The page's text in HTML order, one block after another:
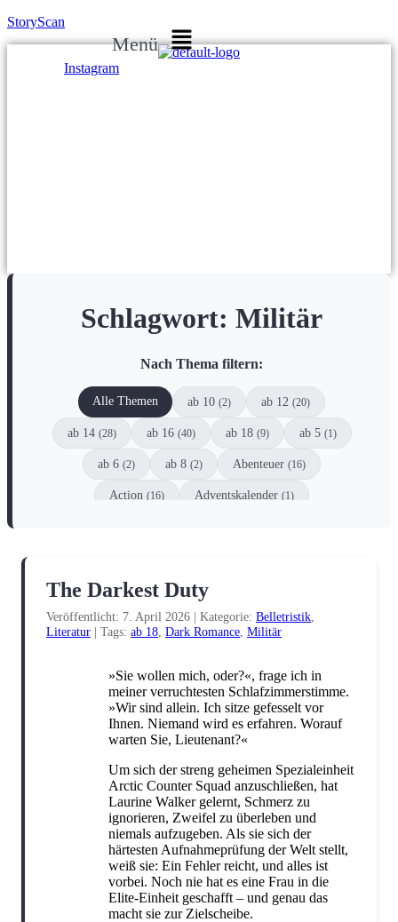
StoryScan
Menü
Instagram
Schlagwort: Militär
Nach Thema filtern:
Alle Themen ab 10 (2) ab 12 (20)
ab 14 (28) ab 16 (40) ab 18 (9) ab 5 (1)
ab 6 (2) ab 8 (2) Abenteuer (16)
Action (16) Adventskalender (1)
Dark Romance(10)
DC Black Label(1) Detektive(1) Drama
Enemies-to-Lovers(5) Erstleser (1)
Escape(1) Familie(2) Fanliteratur(4)
Fantasy(51) Filme(2) Gesellschaftsspiel
Graphic Novel(2) Historisch(3) Horror(12)
Humor(6) Jugendbuch(1) Kinderbuch
Kochen und Backen(3) Krimi(11)
Manga(5) Märchen(7) Marvel(3)
Militär(1) Mystery(1) New Adult (7)
The Darkest Duty
Veröffentlicht: 7. April 2026 | Kategorie: Belletristik
Literatur | Tags: ab 18 Dark Romance Militär
»Sie wollen mich, oder?«, frage ich in
meiner verruchtesten Schlafzimmerstimme.
»Wir sind allein. Ich sitze gefesselt vor
Ihnen. Niemand wird es erfahren. Worauf
warten Sie, Lieutenant?«
Um sich der streng geheimen Spezialeinheit
Arctic Counter Squad anzuschließen, hat
Laurine Walker gelernt, Schmerz zu
ignorieren, Zweifel zu überleben und
niemals aufzugeben. Als sie sich der
härtesten Aufnahmeprüfung der Welt stellt,
weiß sie: Ein Fehler reicht, und alles ist
vorbei. Noch nie hat es eine Frau in die
Elite-Einheit geschafft – und genau das
macht sie zur Zielscheibe.